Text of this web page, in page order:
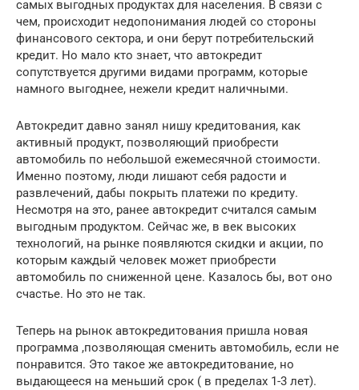
самых выгодных продуктах для населения. В связи с
чем, происходит недопонимания людей со стороны
финансового сектора, и они берут потребительский
кредит. Но мало кто знает, что автокредит
сопутствуется другими видами программ, которые
намного выгоднее, нежели кредит наличными.
Автокредит давно занял нишу кредитования, как
активный продукт, позволяющий приобрести
автомобиль по небольшой ежемесячной стоимости.
Именно поэтому, люди лишают себя радости и
развлечений, дабы покрыть платежи по кредиту.
Несмотря на это, ранее автокредит считался самым
выгодным продуктом. Сейчас же, в век высоких
технологий, на рынке появляются скидки и акции, по
которым каждый человек может приобрести
автомобиль по сниженной цене. Казалось бы, вот оно
счастье. Но это не так.
Теперь на рынок автокредитования пришла новая
программа ,позволяющая сменить автомобиль, если не
понравится. Это такое же автокредитование, но
выдающееся на меньший срок ( в пределах 1-3 лет).